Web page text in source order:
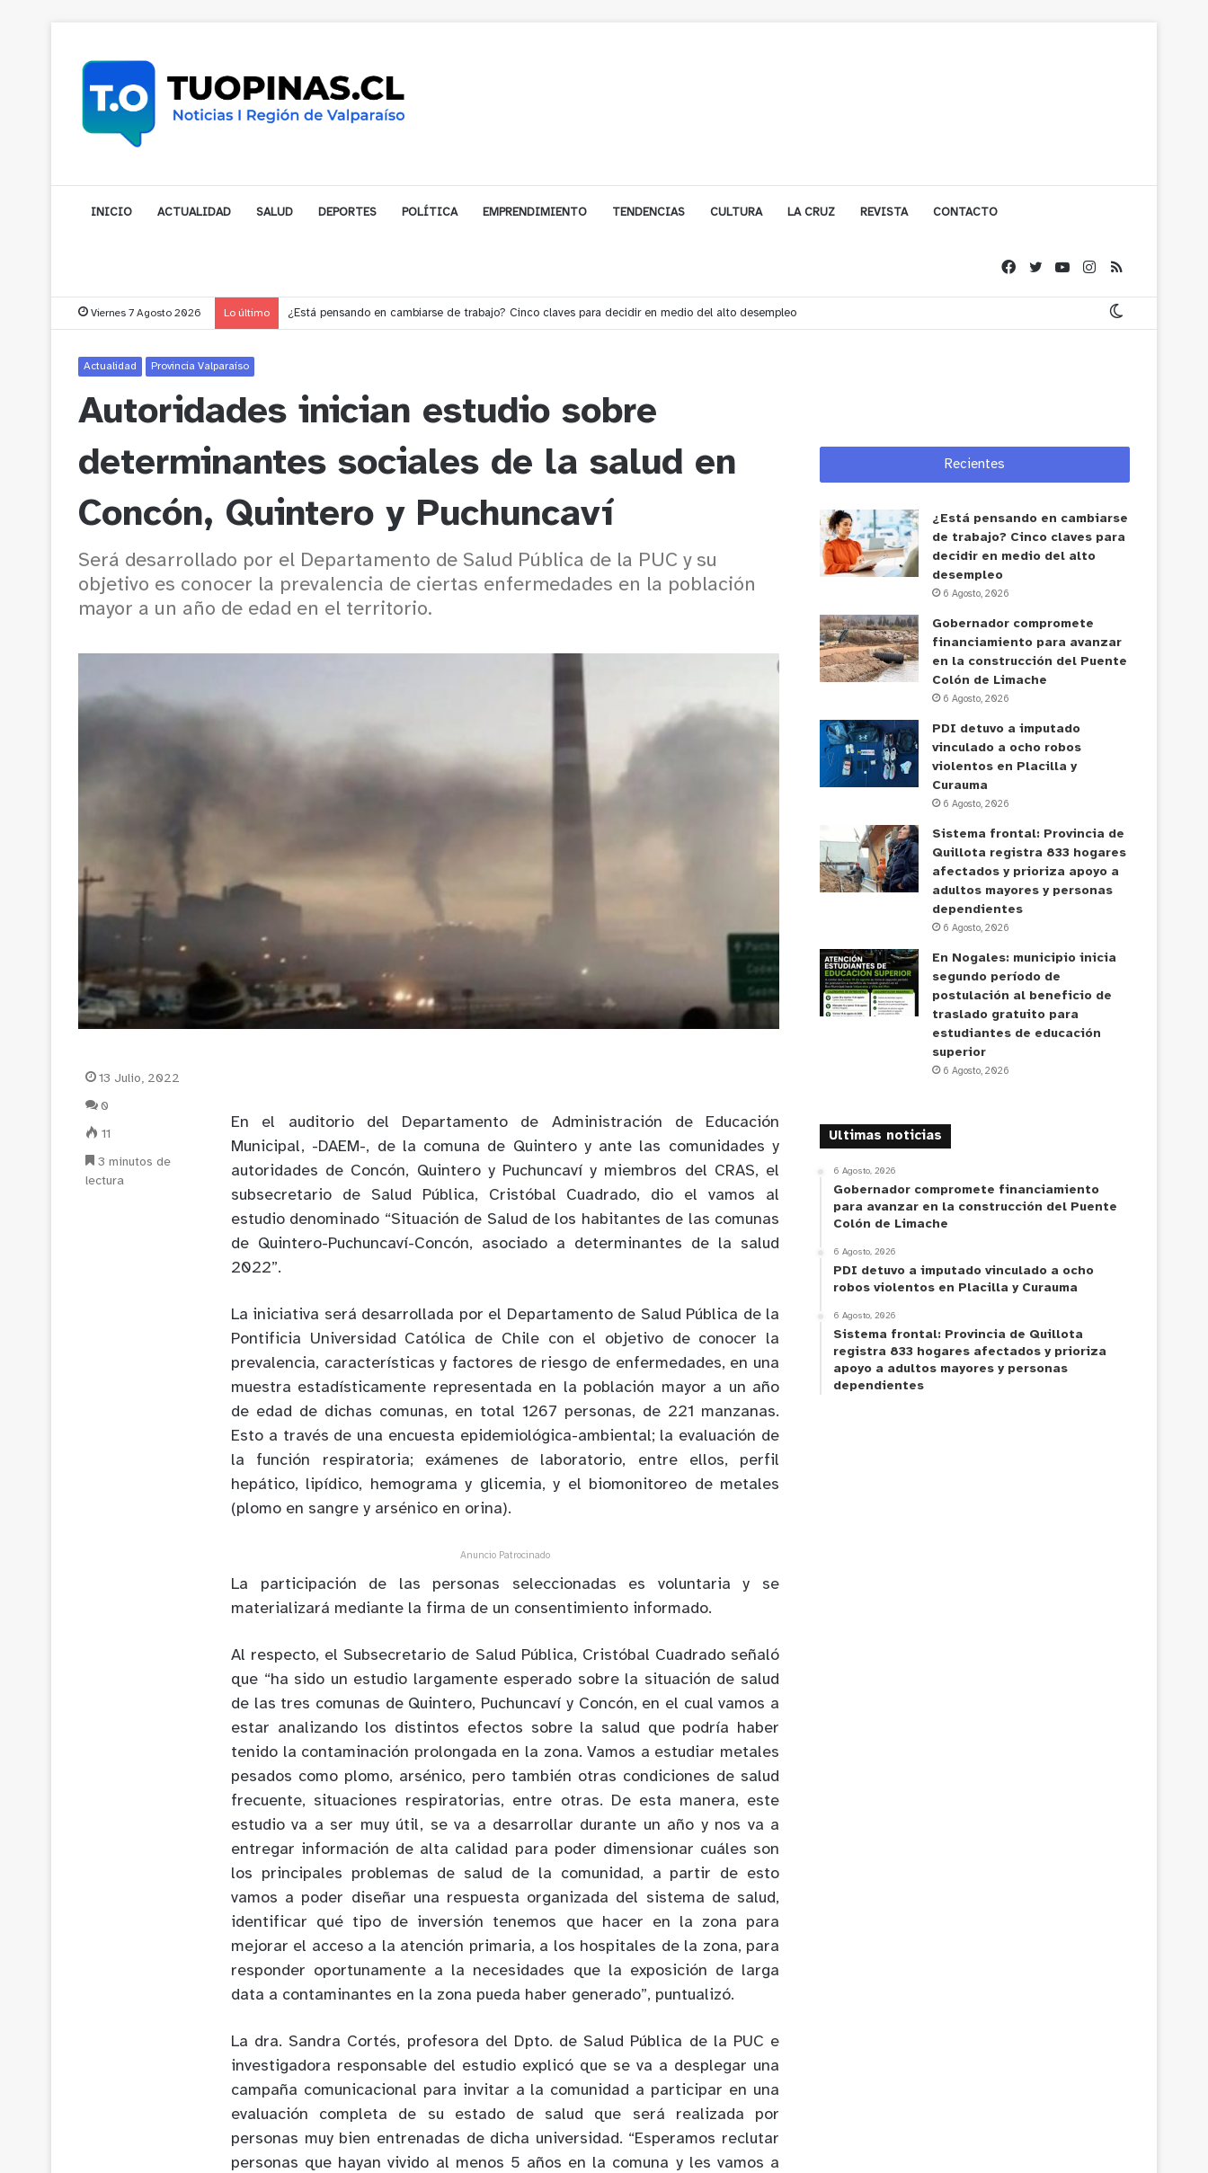
INICIO ACTUALIDAD SALUD DEPORTES POLÍTICA EMPRENDIMIENTO TENDENCIAS CULTURA LA CRUZ REVISTA CONTACTO
Viernes 7 Agosto 2026 Lo último Gobernador compromete financiamiento para avanzar en la construcción del Puente Colón de Limache
Actualidad Provincia Valparaíso
Autoridades inician estudio sobre
determinantes sociales de la salud en
Concón, Quintero y Puchuncaví
Será desarrollado por el Departamento de Salud Pública de la PUC y su
objetivo es conocer la prevalencia de ciertas enfermedades en la población
mayor a un año de edad en el territorio.
En el auditorio del Departamento de Administración de Educación
Municipal, -DAEM-, de la comuna de Quintero y ante las comunidades y
autoridades de Concón, Quintero y Puchuncaví y miembros del CRAS, el
subsecretario de Salud Pública, Cristóbal Cuadrado, dio el vamos al
estudio denominado “Situación de Salud de los habitantes de las comunas
de Quintero-Puchuncaví-Concón, asociado a determinantes de la salud
2022”.
La iniciativa será desarrollada por el Departamento de Salud Pública de la
Pontificia Universidad Católica de Chile con el objetivo de conocer la
prevalencia, características y factores de riesgo de enfermedades, en una
muestra estadísticamente representada en la población mayor a un año
de edad de dichas comunas, en total 1267 personas, de 221 manzanas.
Esto a través de una encuesta epidemiológica-ambiental; la evaluación de
la función respiratoria; exámenes de laboratorio, entre ellos, perfil
hepático, lipídico, hemograma y glicemia, y el biomonitoreo de metales
(plomo en sangre y arsénico en orina).
Anuncio Patrocinado
La participación de las personas seleccionadas es voluntaria y se
materializará mediante la firma de un consentimiento informado.
Al respecto, el Subsecretario de Salud Pública, Cristóbal Cuadrado señaló
que “ha sido un estudio largamente esperado sobre la situación de salud
de las tres comunas de Quintero, Puchuncaví y Concón, en el cual vamos a
estar analizando los distintos efectos sobre la salud que podría haber
tenido la contaminación prolongada en la zona. Vamos a estudiar metales
pesados como plomo, arsénico, pero también otras condiciones de salud
frecuente, situaciones respiratorias, entre otras. De esta manera, este
estudio va a ser muy útil, se va a desarrollar durante un año y nos va a
entregar información de alta calidad para poder dimensionar cuáles son
los principales problemas de salud de la comunidad, a partir de esto
vamos a poder diseñar una respuesta organizada del sistema de salud,
identificar qué tipo de inversión tenemos que hacer en la zona para
mejorar el acceso a la atención primaria, a los hospitales de la zona, para
responder oportunamente a la necesidades que la exposición de larga
data a contaminantes en la zona pueda haber generado”, puntualizó.
La dra. Sandra Cortés, profesora del Dpto. de Salud Pública de la PUC e
investigadora responsable del estudio explicó que se va a desplegar una
campaña comunicacional para invitar a la comunidad a participar en una
evaluación completa de su estado de salud que será realizada por
personas muy bien entrenadas de dicha universidad. “Esperamos reclutar
personas que hayan vivido al menos 5 años en la comuna y les vamos a
13 Julio, 2022
0
11
3 minutos de
lectura
Recientes
¿Está pensando en cambiarse
de trabajo? Cinco claves para
decidir en medio del alto
desempleo
6 Agosto, 2026
Gobernador compromete
financiamiento para avanzar
en la construcción del Puente
Colón de Limache
6 Agosto, 2026
PDI detuvo a imputado
vinculado a ocho robos
violentos en Placilla y
Curauma
6 Agosto, 2026
Sistema frontal: Provincia de
Quillota registra 833 hogares
afectados y prioriza apoyo a
adultos mayores y personas
dependientes
6 Agosto, 2026
En Nogales: municipio inicia
segundo período de
postulación al beneficio de
traslado gratuito para
estudiantes de educación
superior
6 Agosto, 2026
Ultimas noticias
6 Agosto, 2026
Gobernador compromete financiamiento
para avanzar en la construcción del Puente
Colón de Limache
6 Agosto, 2026
PDI detuvo a imputado vinculado a ocho
robos violentos en Placilla y Curauma
6 Agosto, 2026
Sistema frontal: Provincia de Quillota
registra 833 hogares afectados y prioriza
apoyo a adultos mayores y personas
dependientes